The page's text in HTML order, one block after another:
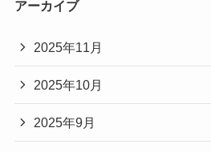
アーカイブ
2025年11月
2025年10月
2025年9月